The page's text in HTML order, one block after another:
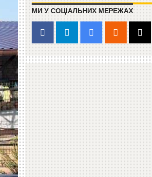
МИ У СОЦІАЛЬНИХ МЕРЕЖАХ